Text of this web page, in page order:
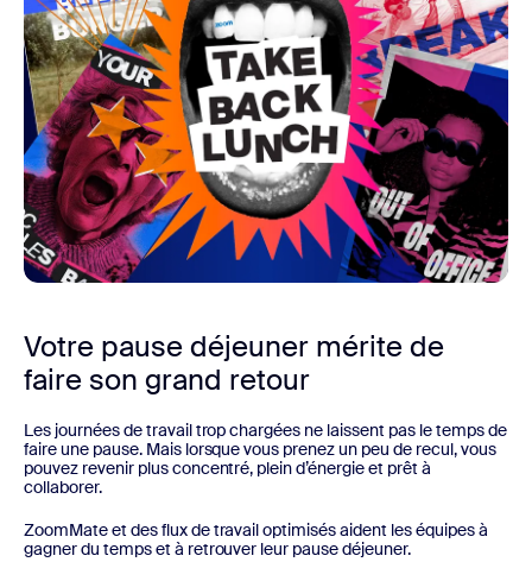
Votre pause déjeuner mérite de
faire son grand retour
Les journées de travail trop chargées ne laissent pas le temps de
faire une pause. Mais lorsque vous prenez un peu de recul, vous
pouvez revenir plus concentré, plein d’énergie et prêt à
collaborer.
ZoomMate et des flux de travail optimisés aident les équipes à
gagner du temps et à retrouver leur pause déjeuner.